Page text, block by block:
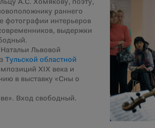
А.С. Хомякову, поэту,
раннего
фотографии интерьеров
выдержки
Львовой
Тульской областной
XIX века и
в выставку «Сны о
Вход свободный.